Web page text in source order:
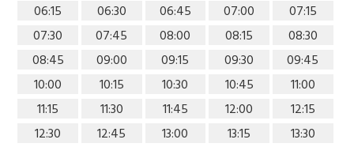
06:15
06:30 06:45 07:00
07:15
07:30
07:45 08:00 08:15
08:30
08:45
09:00 09:15 09:30
09:45
10:00
10:15 10:30 10:45
11:00
11:15
11:30 11:45 12:00
12:15
12:30
12:45 13:00 13:15
13:30